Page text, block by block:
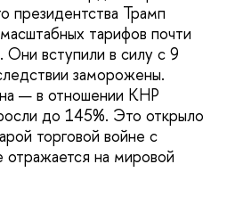
президентства Трамп
тарифов почти
Они вступили в силу с 9
заморожены.
— в отношении КНР
до 145%. Это открыло
торговой войне с
на мировой